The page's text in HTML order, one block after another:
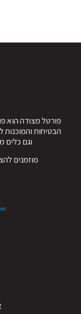
פורטל מצודה הוא
הבטיחות והמוכנות
וגם כלים
מוזמנים